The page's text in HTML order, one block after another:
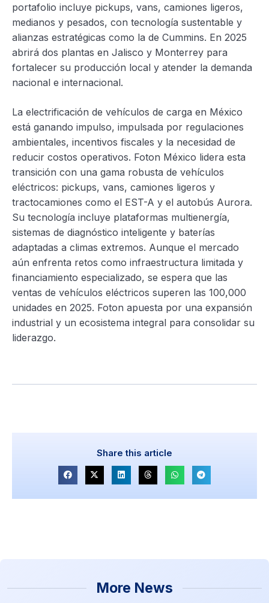
portafolio incluye pickups, vans, camiones ligeros,
medianos y pesados, con tecnología sustentable y
alianzas estratégicas como la de Cummins. En 2025
abrirá dos plantas en Jalisco y Monterrey para
fortalecer su producción local y atender la demanda
nacional e internacional.
La electrificación de vehículos de carga en México
está ganando impulso, impulsada por regulaciones
ambientales, incentivos fiscales y la necesidad de
reducir costos operativos. Foton México lidera esta
transición con una gama robusta de vehículos
eléctricos: pickups, vans, camiones ligeros y
tractocamiones como el EST-A y el autobús Aurora.
Su tecnología incluye plataformas multienergía,
sistemas de diagnóstico inteligente y baterías
adaptadas a climas extremos. Aunque el mercado
aún enfrenta retos como infraestructura limitada y
financiamiento especializado, se espera que las
ventas de vehículos eléctricos superen las 100,000
unidades en 2025. Foton apuesta por una expansión
industrial y un ecosistema integral para consolidar su
liderazgo.
Share this article
More News